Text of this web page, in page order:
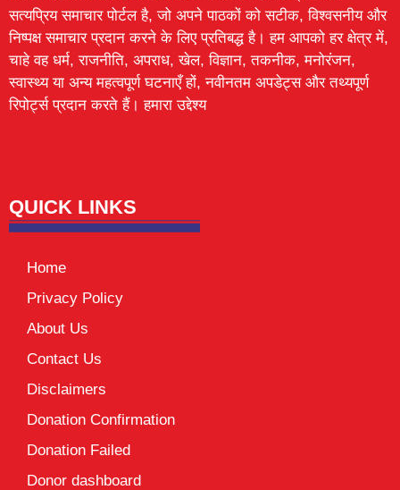
सत्यप्रिय समाचार पोर्टल है, जो अपने पाठकों को सटीक, विश्वसनीय और
निष्पक्ष समाचार प्रदान करने के लिए प्रतिबद्ध है। हम आपको हर क्षेत्र में,
चाहे वह धर्म, राजनीति, अपराध, खेल, विज्ञान, तकनीक, मनोरंजन,
स्वास्थ्य या अन्य महत्वपूर्ण घटनाएँ हों, नवीनतम अपडेट्स और तथ्यपूर्ण
रिपोर्ट्स प्रदान करते हैं। हमारा उद्देश्य
QUICK LINKS
Home
Privacy Policy
About Us
Contact Us
Disclaimers
Donation Confirmation
Donation Failed
Donor dashboard